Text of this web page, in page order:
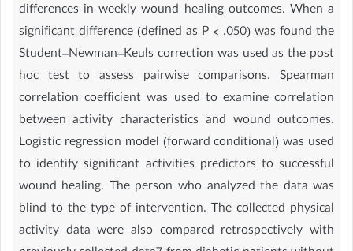
differences in weekly wound healing outcomes. When a
significant difference (defined as P < .050) was found the
Student–Newman–Keuls correction was used as the post
hoc test to assess pairwise comparisons. Spearman
correlation coefficient was used to examine correlation
between activity characteristics and wound outcomes.
Logistic regression model (forward conditional) was used
to identify significant activities predictors to successful
wound healing. The person who analyzed the data was
blind to the type of intervention. The collected physical
activity data were also compared retrospectively with